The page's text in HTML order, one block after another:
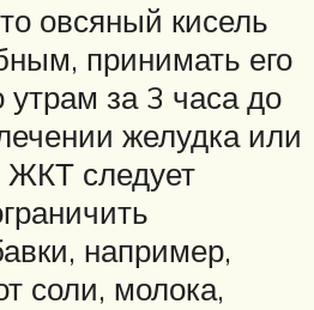
овсяный кисель
принимать его
утрам за 3 часа до
желудка или
ЖКТ следует
например,
соли, молока,